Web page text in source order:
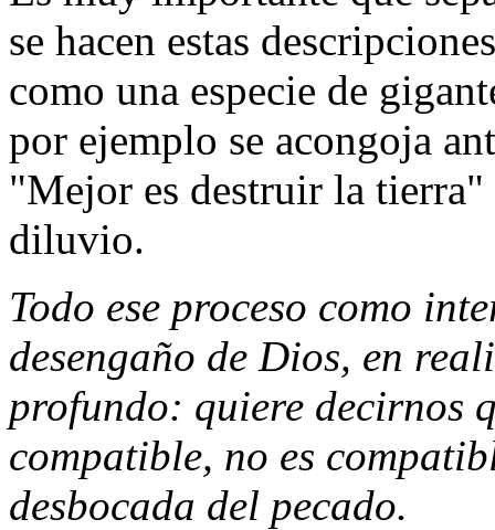
se hacen estas
como una especie de
por ejemplo se acongoja
"Mejor es destruir la tierra"
diluvio.
Todo ese proceso como
desengaño de Dios, en
profundo: quiere decirnos
compatible, no es
desbocada del pecado.